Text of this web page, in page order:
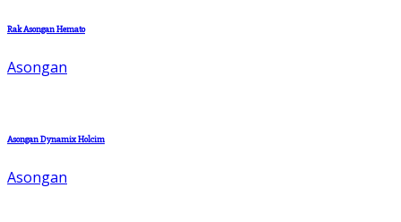
Rak Asongan Hemato
Asongan
Asongan Dynamix Holcim
Asongan